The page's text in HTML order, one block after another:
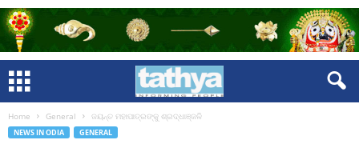
Home General ଜୟନ୍ତ ମହାପାତ୍ରଙ୍କୁ ଶ୍ରଦ୍ଧାଞ୍ଜଳି
NEWS IN ODIA GENERAL